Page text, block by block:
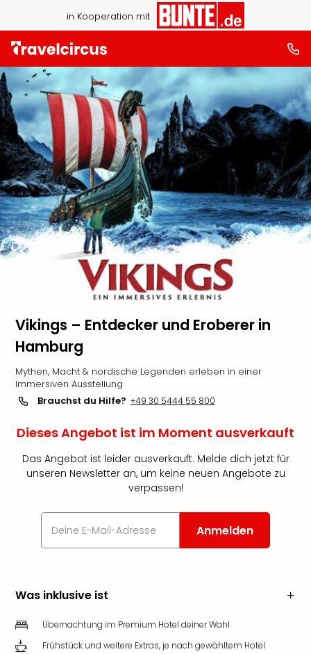
in Kooperation mit
Vikings – Entdecker und Eroberer in
Hamburg
Mythen, Macht & nordische Legenden erleben in einer
Immersiven Ausstellung
Brauchst du Hilfe? +49 30 5444 55 800
Dieses Angebot ist im Moment ausverkauft
Das Angebot ist leider ausverkauft. Melde dich jetzt für
unseren Newsletter an, um keine neuen Angebote zu
verpassen!
Anmelden
Was inklusive ist
Übernachtung im Premium Hotel deiner Wahl
Frühstück und weitere Extras, je nach gewähltem Hotel